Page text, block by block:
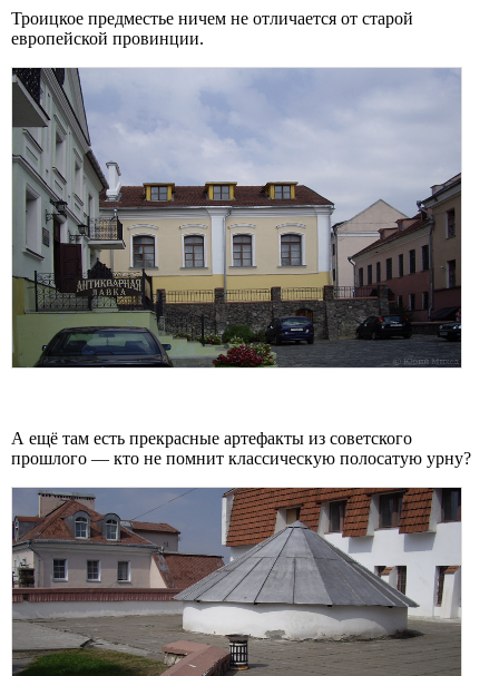
Троицкое предместье ничем не отличается от старой
европейской провинции.
А ещё там есть прекрасные артефакты из советского
прошлого — кто не помнит классическую полосатую урну?